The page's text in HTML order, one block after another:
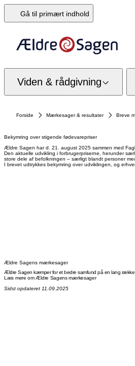
Gå til primært indhold
Viden & rådgivning
Forside Mærkesager & resultater Breve
Bekymring over stigende fødevarepriser
Ældre Sagen har d. 21. august 2025 sammen med
Den aktuelle udvikling i forbrugerpriserne, herunder
store dele af befolkningen – særligt blandt personer
I brevet udtrykkes bekymring over udviklingen, og
Ældre Sagens mærkesager
Ældre Sagen kæmper for et bedre samfund på en lang række
Læs mere om Ældre Sagens mærkesager
Sidst opdateret 11.09.2025